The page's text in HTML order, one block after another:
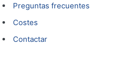
Preguntas frecuentes
Costes
Contactar